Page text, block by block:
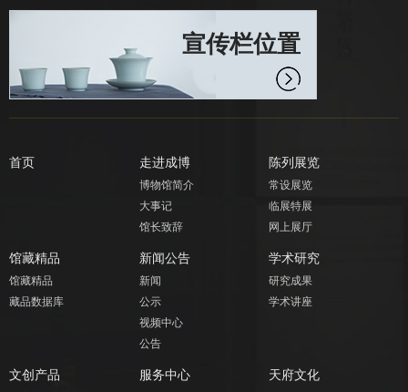
宣传栏位置
首页 走进成博
博物馆简介
大事记
馆长致辞
陈列展览
常设展览
临展特展
网上展厅
馆藏精品
馆藏精品
藏品数据库
新闻公告
新闻
公示
视频中心
公告
学术研究
研究成果
学术讲座
文创产品 服务中心 天府文化